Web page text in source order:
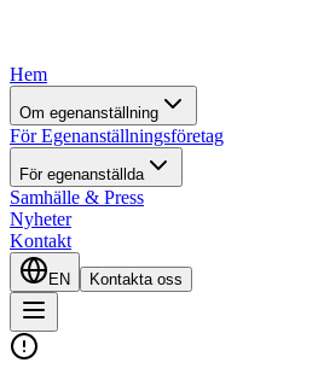
Hem
Om egenanställning
För Egenanställningsföretag
För egenanställda
Samhälle & Press
Nyheter
Kontakt
EN Kontakta oss